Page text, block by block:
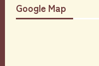
Google Map